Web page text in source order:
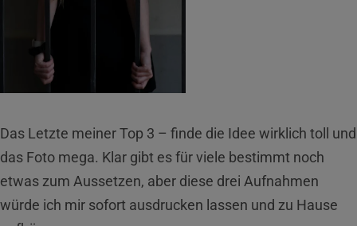
Das Letzte meiner Top 3 – finde die Idee wirklich toll und
das Foto mega. Klar gibt es für viele bestimmt noch
etwas zum Aussetzen, aber diese drei Aufnahmen
würde ich mir sofort ausdrucken lassen und zu Hause